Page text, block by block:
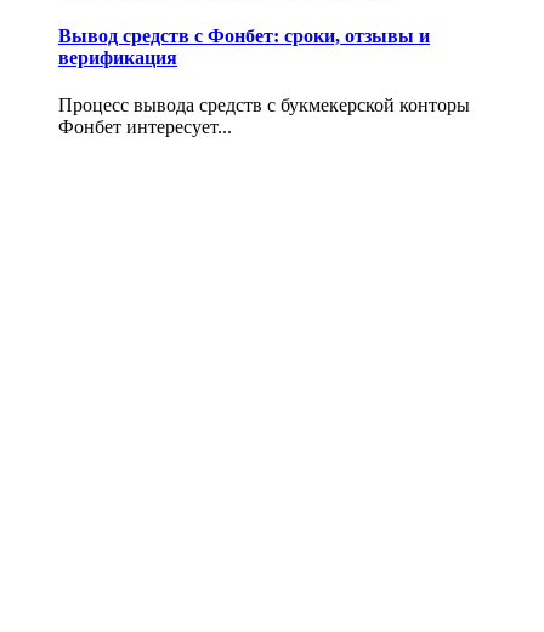
Вывод средств с Фонбет: сроки, отзывы и
верификация
Процесс вывода средств с букмекерской конторы
Фонбет интересует...